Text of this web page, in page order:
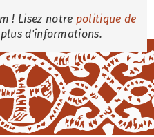
! Lisez notre politique de
d'informations.